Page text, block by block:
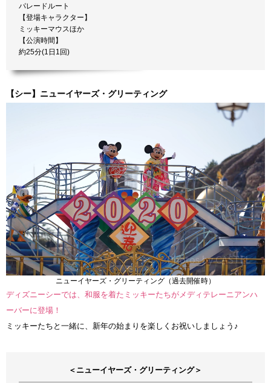
パレードルート
【登場キャラクター】
ミッキーマウスほか
【公演時間】
約25分(1日1回)
【シー】ニューイヤーズ・グリーティング
ニューイヤーズ・グリーティング（過去開催時）
ディズニーシーでは、和服を着たミッキーたちがメディテレーニアンハ
ーバーに登場！
ミッキーたちと一緒に、新年の始まりを楽しくお祝いしましょう♪
＜ニューイヤーズ・グリーティング＞